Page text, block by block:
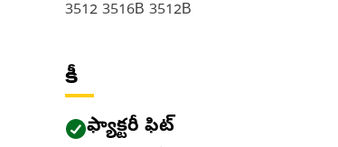
3512 3516B 3512B
కీ
ఫ్యాక్టరీ ఫిట్